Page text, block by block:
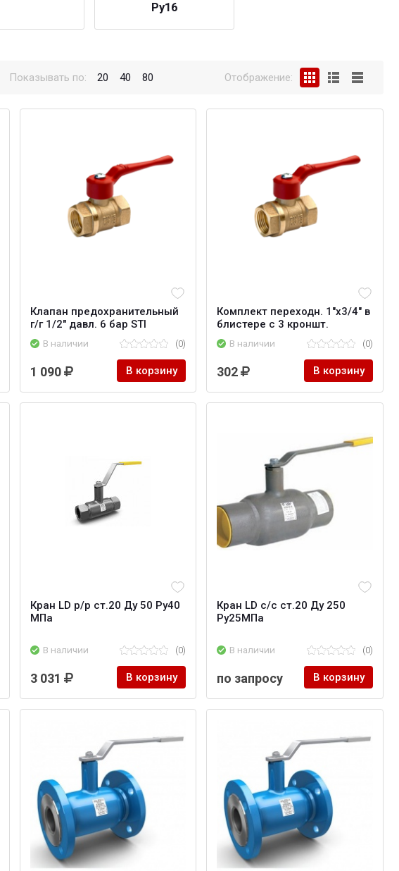
Ру16
Показывать по: 20 40 80 Отображение:
Клапан предохранительный
г/г 1/2" давл. 6 бар STI
В наличии (0)
1 090 В корзину
Комплект переходн. 1"х3/4" в
блистере с 3 кроншт.
В наличии (0)
302 В корзину
Кран LD р/р ст.20 Ду 50 Ру40
МПа
В наличии (0)
3 031 В корзину
Кран LD с/с ст.20 Ду 250
Ру25МПа
В наличии (0)
по запросу В корзину